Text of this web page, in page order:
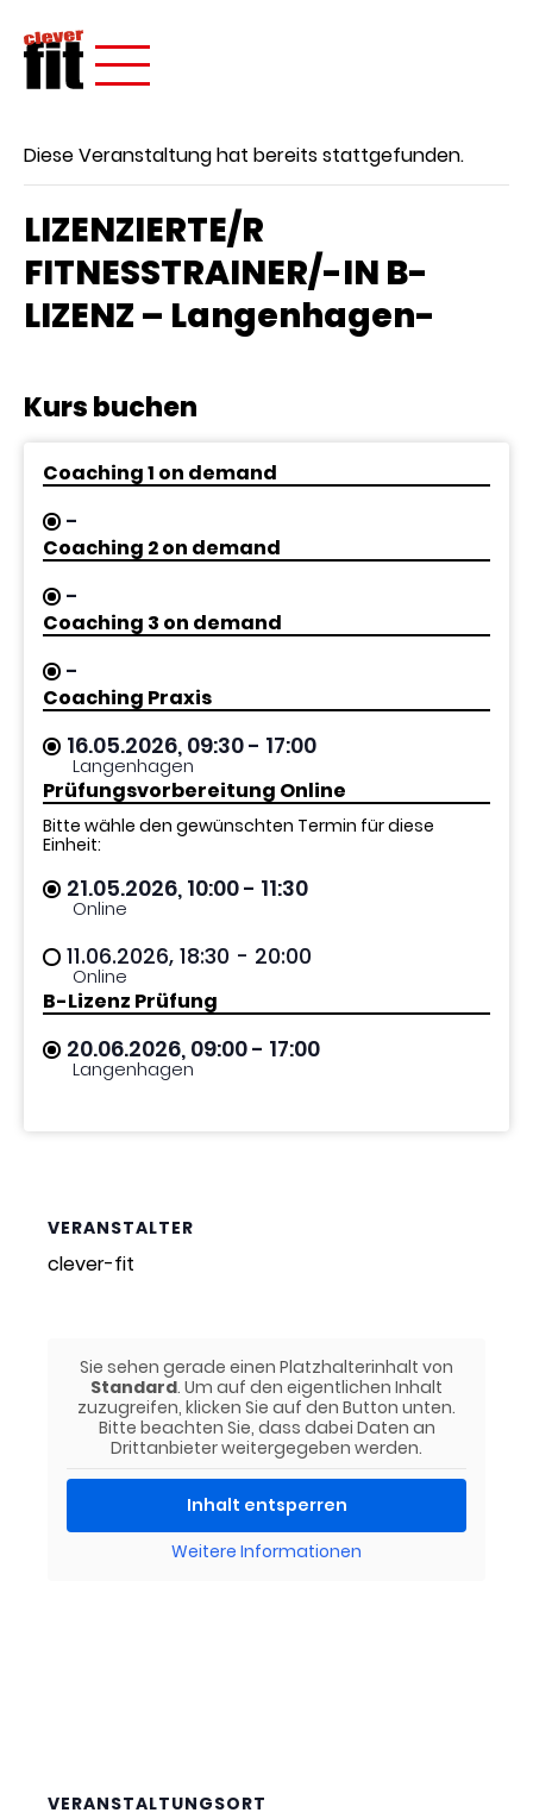
Diese Veranstaltung hat bereits stattgefunden.
LIZENZIERTE/R
FITNESSTRAINER/-IN B-
LIZENZ – Langenhagen-
Kurs buchen
Coaching 1 on demand
-
Coaching 2 on demand
-
Coaching 3 on demand
-
Coaching Praxis
16.05.2026, 09:30- 17:00
Langenhagen
Prüfungsvorbereitung Online
Bitte wähle den gewünschten Termin für diese
Einheit:
21.05.2026, 10:00- 11:30
Online
11.06.2026, 18:30 - 20:00
Online
B-Lizenz Prüfung
20.06.2026, 09:00- 17:00
Langenhagen
VERANSTALTER
clever-fit
VERANSTALTUNGSORT
Sie sehen gerade einen Platzhalterinhalt von
Standard. Um auf den eigentlichen Inhalt
zuzugreifen, klicken Sie auf den Button unten.
Bitte beachten Sie, dass dabei Daten an
Drittanbieter weitergegeben werden.
Inhalt entsperren
Weitere Informationen